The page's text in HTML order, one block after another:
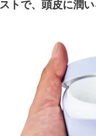
ストで、頭皮に潤